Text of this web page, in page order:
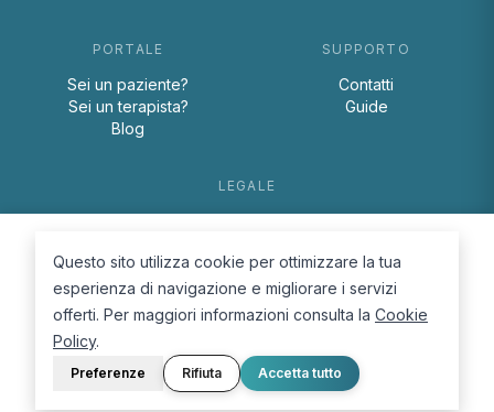
PORTALE
Sei un paziente?
Sei un terapista?
Blog
SUPPORTO
Contatti
Guide
LEGALE
Cookie Policy
© 2026 D.Lab S.r.l. — InBuoneMani
Questo sito utilizza cookie per ottimizzare la tua
esperienza di navigazione e migliorare i servizi
offerti. Per maggiori informazioni consulta la Cookie
Policy.
Preferenze Rifiuta Accetta tutto